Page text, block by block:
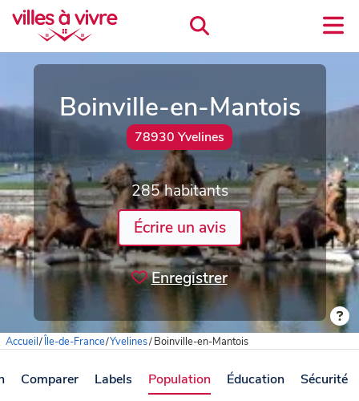
Boinville-en-Mantois
78930 Yvelines
285 habitants
Écrire un avis
Enregistrer
Accueil/Île-de-France/Yvelines/Boinville-en-Mantois
Comparer Labels Population Éducation Sécurité